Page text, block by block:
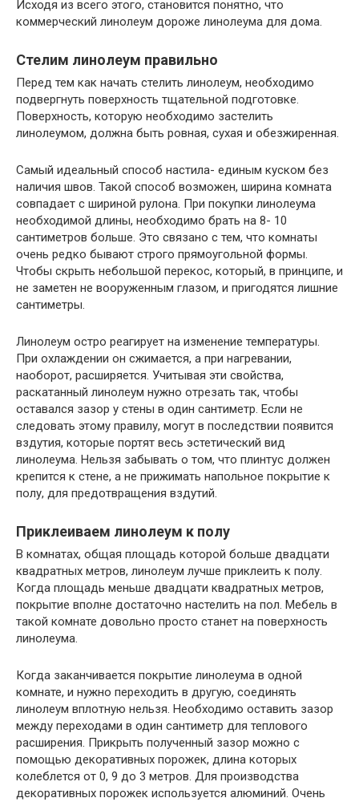
Исходя из всего этого, становится понятно, что
коммерческий линолеум дороже линолеума для дома.
Стелим линолеум правильно
Перед тем как начать стелить линолеум, необходимо
подвергнуть поверхность тщательной подготовке.
Поверхность, которую необходимо застелить
линолеумом, должна быть ровная, сухая и обезжиренная.
Самый идеальный способ настила- единым куском без
наличия швов. Такой способ возможен, ширина комната
совпадает с шириной рулона. При покупки линолеума
необходимой длины, необходимо брать на 8- 10
сантиметров больше. Это связано с тем, что комнаты
очень редко бывают строго прямоугольной формы.
Чтобы скрыть небольшой перекос, который, в принципе, и
не заметен не вооруженным глазом, и пригодятся лишние
сантиметры.
Линолеум остро реагирует на изменение температуры.
При охлаждении он сжимается, а при нагревании,
наоборот, расширяется. Учитывая эти свойства,
раскатанный линолеум нужно отрезать так, чтобы
оставался зазор у стены в один сантиметр. Если не
следовать этому правилу, могут в последствии появится
вздутия, которые портят весь эстетический вид
линолеума. Нельзя забывать о том, что плинтус должен
крепится к стене, а не прижимать напольное покрытие к
полу, для предотвращения вздутий.
Приклеиваем линолеум к полу
В комнатах, общая площадь которой больше двадцати
квадратных метров, линолеум лучше приклеить к полу.
Когда площадь меньше двадцати квадратных метров,
покрытие вполне достаточно настелить на пол. Мебель в
такой комнате довольно просто станет на поверхность
линолеума.
Когда заканчивается покрытие линолеума в одной
комнате, и нужно переходить в другую, соединять
линолеум вплотную нельзя. Необходимо оставить зазор
между переходами в один сантиметр для теплового
расширения. Прикрыть полученный зазор можно с
помощью декоративных порожек, длина которых
колеблется от 0, 9 до 3 метров. Для производства
декоративных порожек используется алюминий. Очень